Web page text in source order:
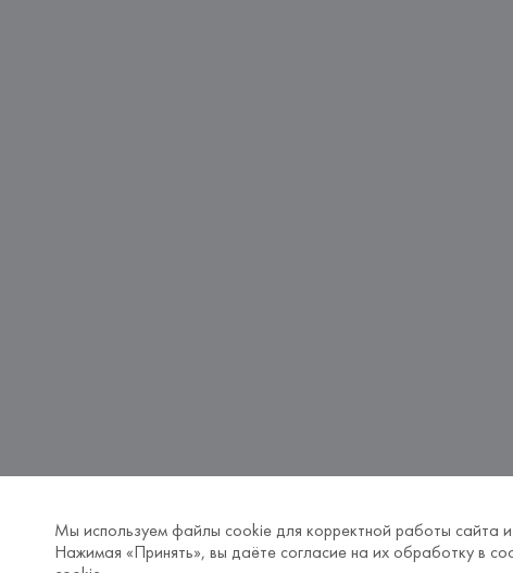
Мы используем файлы cookie для корректной работы сайта и
Нажимая «Принять», вы даёте согласие на их обработку в